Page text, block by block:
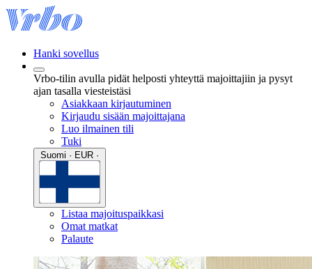
Hanki sovellus
Vrbo-tilin avulla pidät helposti yhteyttä majoittajiin ja pysyt
ajan tasalla viesteistäsi
Asiakkaan kirjautuminen
Kirjaudu sisään majoittajana
Luo ilmainen tili
Tuki
Listaa majoituspaikkasi
Omat matkat
Palaute